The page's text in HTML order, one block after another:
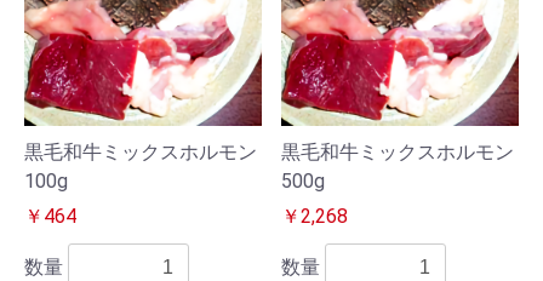
黒毛和牛ミックスホルモン
100g
￥464
数量
黒毛和牛ミックスホルモン
500g
￥2,268
数量